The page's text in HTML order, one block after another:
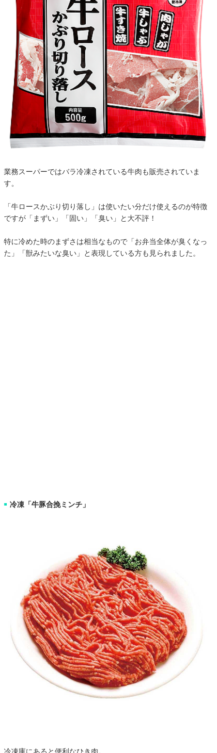
業務スーパーではバラ冷凍されている牛肉も販売されていま
す。
「牛ロースかぶり切り落し」は使いたい分だけ使えるのが特徴
ですが「まずい」「固い」「臭い」と大不評！
特に冷めた時のまずさは相当なもので「お弁当全体が臭くなっ
た」「獣みたいな臭い」と表現している方も見られました。
■ 冷凍「牛豚合挽ミンチ」